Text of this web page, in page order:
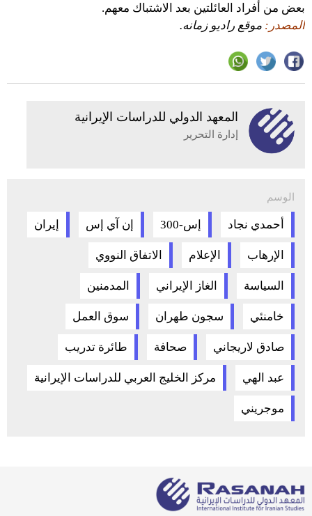
بعض من أفراد العائلتين بعد الاشتباك معهم.
المصدر: موقع راديو زمانه.
المعهد الدولي للدراسات الإيرانية
إدارة التحرير
الوسم
أحمدي نجاد إس-300 إن آي إس إيران
الإرهاب الإعلام الاتفاق النووي
السياسة الغاز الإيراني المدمنين
خامنئي سجون طهران سوق العمل
صادق لاريجاني صحافة طائرة تدريب
عبد الهي مركز الخليج العربي للدراسات الإيرانية
موجريني